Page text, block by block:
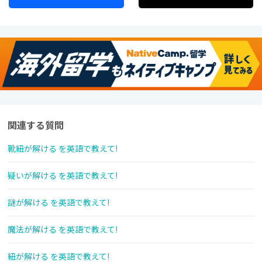
関連する質問
靴紐が解ける を英語で教えて!
疑いが解ける を英語で教えて!
謎が解ける を英語で教えて!
魔法が解ける を英語で教えて!
紐が解ける を英語で教えて!